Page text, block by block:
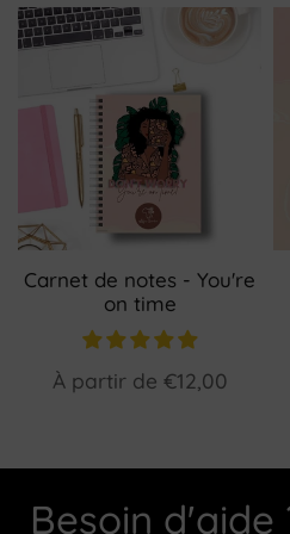
Carnet de notes - You're
on time
À partir de €12,00
Besoin d'aide